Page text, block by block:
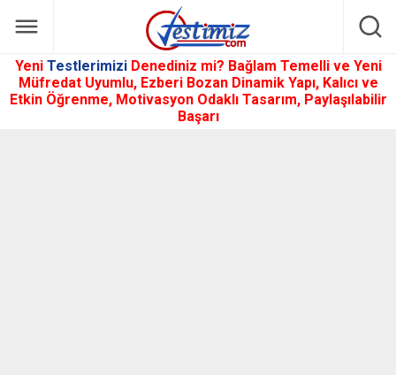
Yeni Testlerimizi Denediniz mi? Bağlam Temelli ve Yeni
Müfredat Uyumlu, Ezberi Bozan Dinamik Yapı, Kalıcı ve
Etkin Öğrenme, Motivasyon Odaklı Tasarım, Paylaşılabilir
Başarı